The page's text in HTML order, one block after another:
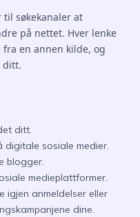
søkekanaler at
på nettet. Hver lenke
en annen kilde, og
ditt.
ditt.
sosiale medier.
blogger.
medieplattformer.
igjen anmeldelser eller
dine.